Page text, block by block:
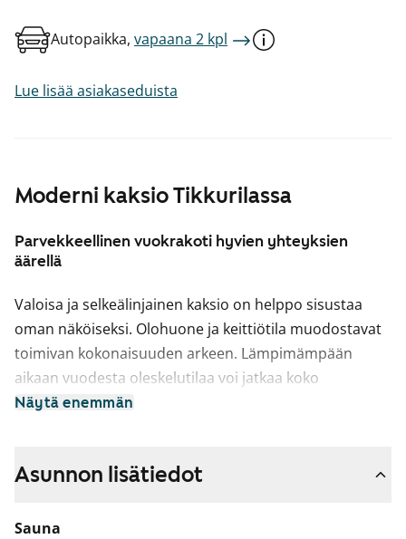
Moderni kaksio Tikkurilassa
Parvekkeellinen vuokrakoti hyvien yhteyksien
äärellä
Valoisa ja selkeälinjainen kaksio on helppo sisustaa
oman näköiseksi. Olohuone ja keittiötila muodostavat
toimivan kokonaisuuden arkeen. Lämpimämpään
aikaan vuodesta oleskelutilaa voi jatkaa koko
huoneiston levyiselle, lasitetulle parvekkeelle.
Siistissä kylpyhuoneessa on liitännät
Näytä enemmän
Autopaikka, vapaana 2 kpl
Lue lisää asiakaseduista
Asunnon lisätiedot
Sauna